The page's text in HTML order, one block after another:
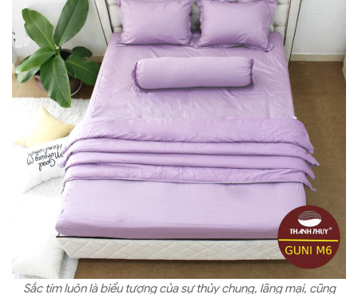
Sắc tím luôn là biểu tượng của sự thủy chung, lãng mại, cũng